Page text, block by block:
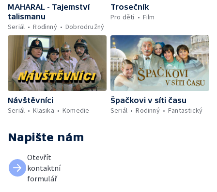
MAHARAL - Tajemství
talismanu
Seriál
Rodinný Dobrodružný
Trosečník
Pro děti
Film
Návštěvníci
Seriál
Klasika Komedie
Špačkovi v síti času
Seriál
Rodinný Fantastický
Napište nám
Otevřít
kontaktní
formulář